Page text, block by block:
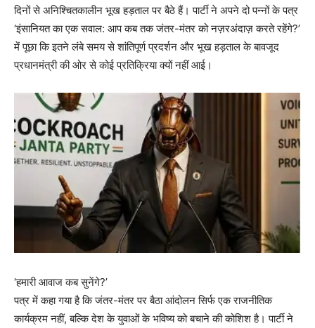
दिनों से अनिश्चितकालीन भूख हड़ताल पर बैठे हैं। पार्टी ने अपने दो पन्नों के पत्र
‘इंसानियत का एक सवाल: आप कब तक जंतर-मंतर को नज़रअंदाज़ करते रहेंगे?’
में पूछा कि इतने लंबे समय से शांतिपूर्ण प्रदर्शन और भूख हड़ताल के बावजूद
प्रधानमंत्री की ओर से कोई प्रतिक्रिया क्यों नहीं आई।
‘हमारी आवाज कब सुनेंगे?’
पत्र में कहा गया है कि जंतर-मंतर पर बैठा आंदोलन सिर्फ एक राजनीतिक
कार्यक्रम नहीं, बल्कि देश के युवाओं के भविष्य को बचाने की कोशिश है। पार्टी ने